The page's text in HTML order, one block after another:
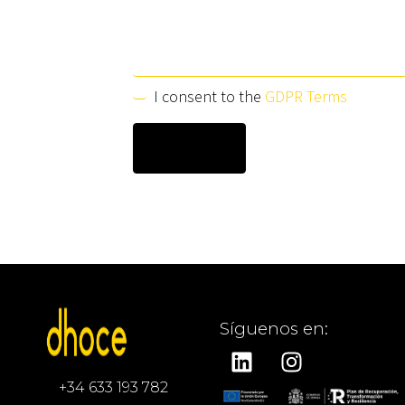
I consent to the GDPR Terms
+34 633 193 782
Síguenos en: